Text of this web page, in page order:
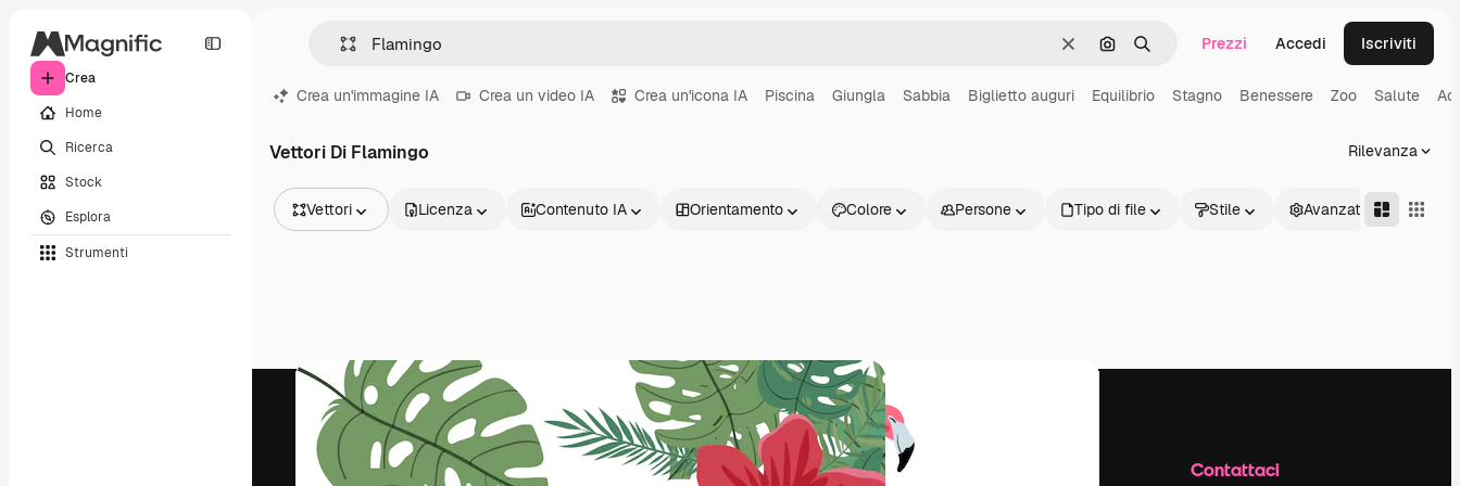
Crea
Home
Ricerca
Stock
Esplora
Strumenti
CancellaCerca per immagine
Ricerca Prezzi Accedi Iscriviti
Crea un'immagine IA Crea un video IA Crea un'icona IA Piscina Giungla Sabbia Biglietto auguri Equilibrio Stagno Benessere Zoo Salute
Vettori Di Flamingo Rilevanza
Vettori
Video
Clip video
Motion graphic
Modelli di video
Modelli 3D
Licenza Contenuto IA Orientamento Colore Persone Tipo di file Stile Avanzate
Prodotti Inizia Contattaci